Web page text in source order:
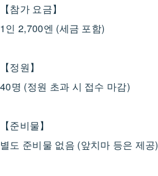
【참가 요금】
1인 2,700엔 (세금 포함)
【정원】
40명 (정원 초과 시 접수 마감)
【준비물】
별도 준비물 없음 (앞치마 등은 제공)